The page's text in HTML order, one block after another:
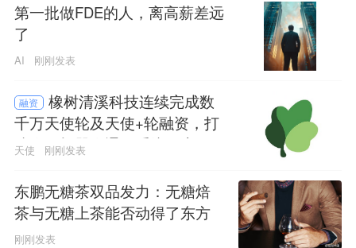
第一批做FDE的人，离高薪差远
了
AI 刚刚发表
融资
橡树清溪科技连续完成数
千万天使轮及天使+轮融资，打
造人形机器人通用系统及应用
天使 刚刚发表
东鹏无糖茶双品发力：无糖焙
茶与无糖上茶能否动得了东方
树叶的茶饮江山
刚刚发表